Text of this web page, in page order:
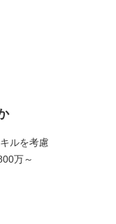
ルを考慮
万～